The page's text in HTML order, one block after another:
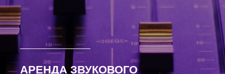
АРЕНДА ЗВУКОВОГО